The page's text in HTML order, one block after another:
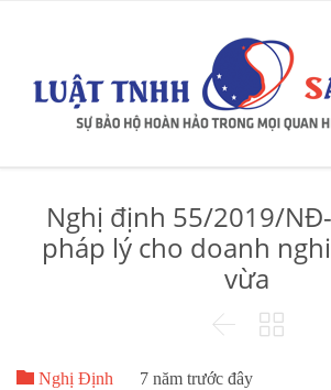
Nghị định 55/2019/
pháp lý cho doanh
vừa
 
 Nghị Định 7 năm trước đây